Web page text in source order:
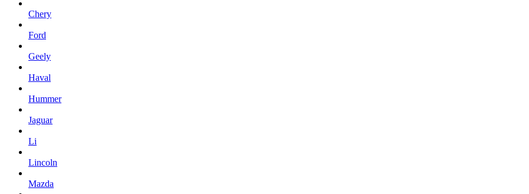
Chery
Ford
Geely
Haval
Hummer
Jaguar
Li
Lincoln
Mazda